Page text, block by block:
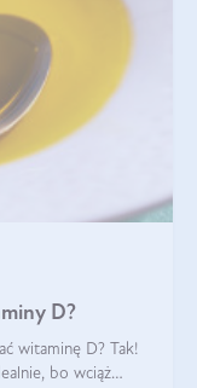
D?
witaminę D? Tak!
bo wciąż